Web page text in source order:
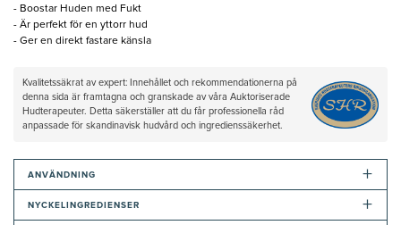
- Boostar Huden med Fukt
- Är perfekt för en yttorr hud
- Ger en direkt fastare känsla
Kvalitetssäkrat av expert: Innehållet och rekommendationerna på
denna sida är framtagna och granskade av våra Auktoriserade
Hudterapeuter. Detta säkerställer att du får professionella råd
anpassade för skandinavisk hudvård och ingredienssäkerhet.
ANVÄNDNING +
NYCKELINGREDIENSER +